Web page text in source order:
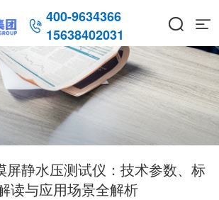
 400-9634366
15638402031
 
屏静水压测试仪：技术参数、标
读与应用场景全解析